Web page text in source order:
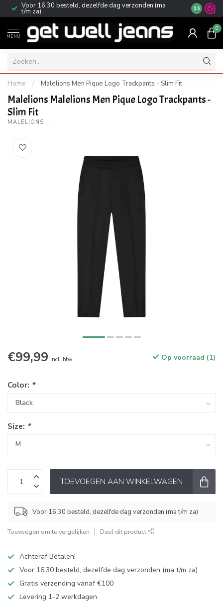
Voor 16:30 besteld, dezelfde dag verzonden (ma
t/m za) Gratis
9.6
MENU
0
Home / Malelions Men Pique Logo Trackpants - Slim Fit
Malelions Malelions Men Pique Logo Trackpants -
Slim Fit
MALELIONS
€99,99 Incl. btw Op voorraad (1)
Color: *
Size: *
TOEVOEGEN AAN WINKELWAGEN
Voor 16:30 besteld, dezelfde dag verzonden (ma t/m za)
Toevoegen om te vergelijken Deel dit product
Achteraf Betalen!
Voor 16:30 besteld, dezelfde dag verzonden (ma t/m za)
Gratis verzending vanaf €100
Levering 1-2 werkdagen